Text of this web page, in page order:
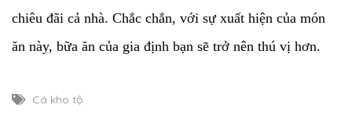
chiêu đãi cả nhà. Chắc chắn, với sự xuất hiện của món
ăn này, bữa ăn của gia định bạn sẽ trở nên thú vị hơn.
Cá kho tộ